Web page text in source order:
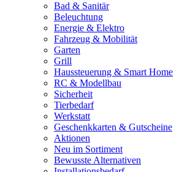
Bad & Sanitär
Beleuchtung
Energie & Elektro
Fahrzeug & Mobilität
Garten
Grill
Haussteuerung & Smart Home
RC & Modellbau
Sicherheit
Tierbedarf
Werkstatt
Geschenkkarten & Gutscheine
Aktionen
Neu im Sortiment
Bewusste Alternativen